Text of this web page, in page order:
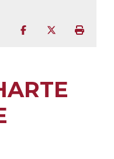
Partager surPartager sur